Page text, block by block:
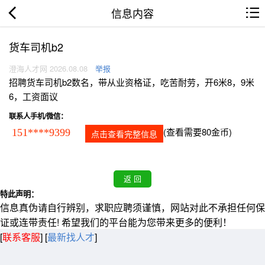
信息内容
货车司机b2
澄海人才网 2026.08.08 举报
招聘货车司机b2数名，带从业资格证，吃苦耐劳，开6米8，9米
6，工资面议
联系人手机/微信：
151****9399 点击查看完整信息 (查看需要80金币)
特此声明：
信息真伪请自行辨别，求职应聘须谨慎，网站对此不承担任何保
证或连带责任! 希望我们的平台能为您带来更多的便利！
[联系客服] [最新找人才]